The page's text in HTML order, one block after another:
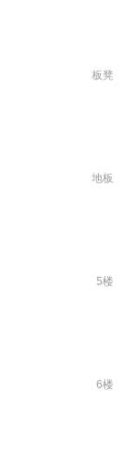
板凳
地板
5楼
6楼